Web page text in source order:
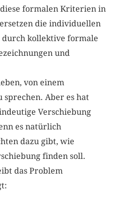
formalen Kriterien in
die individuellen
kollektive formale
und
von einem
sprechen. Aber es hat
Verschiebung
es natürlich
dazu gibt, wie
finden soll.
das Problem